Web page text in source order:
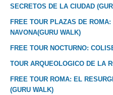
SECRETOS DE LA CIUDAD
FREE TOUR PLAZAS DE
NAVONA(GURU WALK)
FREE TOUR NOCTURNO:
TOUR ARQUEOLOGICO DE LA
FREE TOUR ROMA: EL
(GURU WALK)